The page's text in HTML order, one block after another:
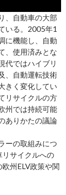
、自動車の大部
いる。2005年1
に機能し、自動
、使用済みとな
代ではハイブリ
、自動運転技術
きく変化してい
リサイクルの方
州では持続可能
ありかたの議論
ーの取組みにつ
サイクルへの
州ELV政策や関